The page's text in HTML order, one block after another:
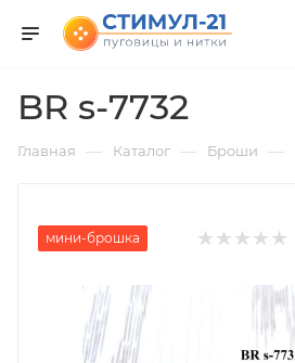
BR s-7732
Главная — Каталог — Броши —
мини-брошка